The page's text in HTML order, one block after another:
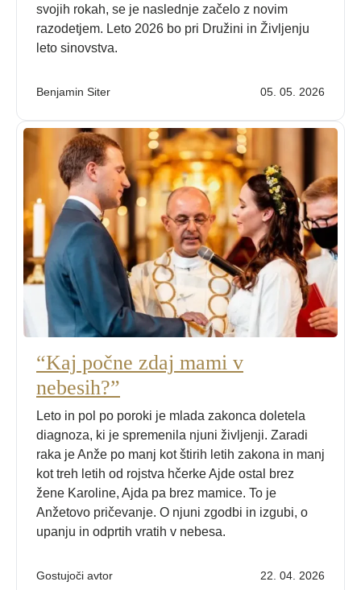
svojih rokah, se je naslednje začelo z novim
razodetjem. Leto 2026 bo pri Družini in Življenju
leto sinovstva.
Benjamin Siter 05. 05. 2026
“Kaj počne zdaj mami v
nebesih?”
Leto in pol po poroki je mlada zakonca doletela
diagnoza, ki je spremenila njuni življenji. Zaradi
raka je Anže po manj kot štirih letih zakona in manj
kot treh letih od rojstva hčerke Ajde ostal brez
žene Karoline, Ajda pa brez mamice. To je
Anžetovo pričevanje. O njuni zgodbi in izgubi, o
upanju in odprtih vratih v nebesa.
Gostujoči avtor 22. 04. 2026